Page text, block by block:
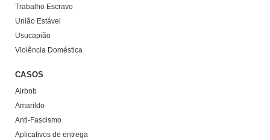
Trabalho Escravo
União Estável
Usucapião
Violência Doméstica
CASOS
Airbnb
Amarildo
Anti-Fascismo
Aplicativos de entrega